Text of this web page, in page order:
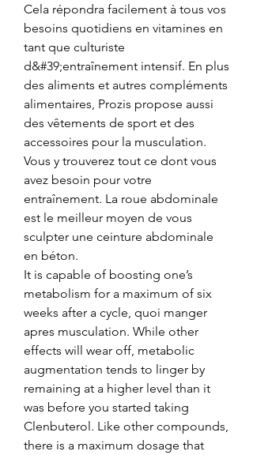
Cela répondra facilement à tous vos
besoins quotidiens en vitamines en
tant que culturiste
d&#39;entraînement intensif. En plus
des aliments et autres compléments
alimentaires, Prozis propose aussi
des vêtements de sport et des
accessoires pour la musculation.
Vous y trouverez tout ce dont vous
avez besoin pour votre
entraînement. La roue abdominale
est le meilleur moyen de vous
sculpter une ceinture abdominale
en béton.
It is capable of boosting one’s
metabolism for a maximum of six
weeks after a cycle, quoi manger
apres musculation. While other
effects will wear off, metabolic
augmentation tends to linger by
remaining at a higher level than it
was before you started taking
Clenbuterol. Like other compounds,
there is a maximum dosage that